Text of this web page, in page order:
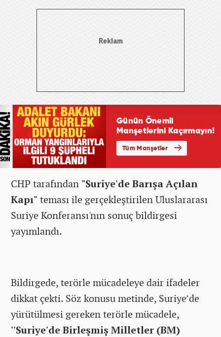
CHP tarafından "Suriye'de Barışa Açılan
Kapı" teması ile gerçekleştirilen Uluslararası
Suriye Konferansı'nın sonuç bildirgesi
yayımlandı.
Bildirgede, terörle mücadeleye dair ifadeler
dikkat çekti. Söz konusu metinde, Suriye’de
yürütülmesi gereken terörle mücadele,
''Suriye'de Birleşmiş Milletler (BM)